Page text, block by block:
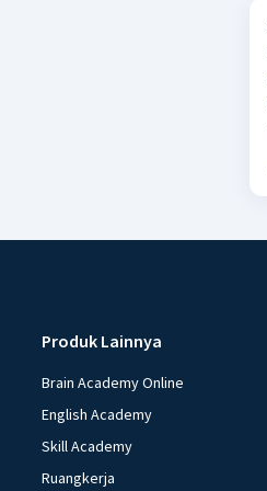
Produk Lainnya
Brain Academy Online
English Academy
Skill Academy
Ruangkerja